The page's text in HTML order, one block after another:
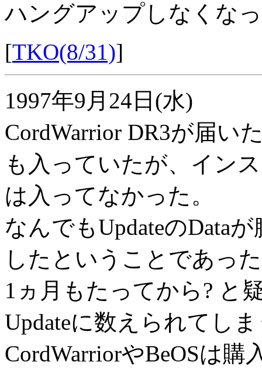
ハングアップしなくな
[TKO(8/31)]
1997年9月24日(水)
CordWarrior DR3が届い
も入っていたが、イン
は入ってなかった。
なんでもUpdateのData
したということであっ
1ヵ月もたってから? と
Updateに数えられてし
CordWarriorやBeOSは